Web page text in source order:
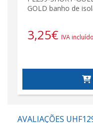
GOLD banho de
3,25€ IVA incluído
AVALIAÇÕES